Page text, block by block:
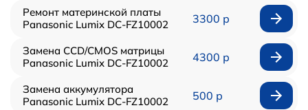
Ремонт материнской платы
Panasonic Lumix DC-FZ10002
3300 р
Замена CCD/CMOS матрицы
Panasonic Lumix DC-FZ10002
4300 р
Замена аккумулятора
Panasonic Lumix DC-FZ10002
500 р